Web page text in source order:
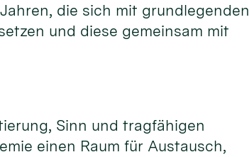
die sich mit grundlegenden
und diese gemeinsam mit
Sinn und tragfähigen
einen Raum für Austausch,